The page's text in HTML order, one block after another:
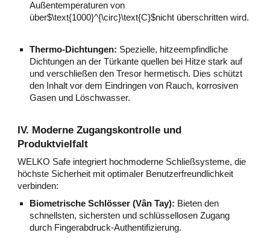
Außentemperaturen von
über$\text{1000}^{\circ}\text{C}$nicht überschritten wird.
Thermo-Dichtungen: Spezielle, hitzeempfindliche
Dichtungen an der Türkante quellen bei Hitze stark auf
und verschließen den Tresor hermetisch. Dies schützt
den Inhalt vor dem Eindringen von Rauch, korrosiven
Gasen und Löschwasser.
IV. Moderne Zugangskontrolle und
Produktvielfalt
WELKO Safe integriert hochmoderne Schließsysteme, die
höchste Sicherheit mit optimaler Benutzerfreundlichkeit
verbinden:
Biometrische Schlösser (Vân Tay): Bieten den
schnellsten, sichersten und schlüssellosen Zugang
durch Fingerabdruck-Authentifizierung.